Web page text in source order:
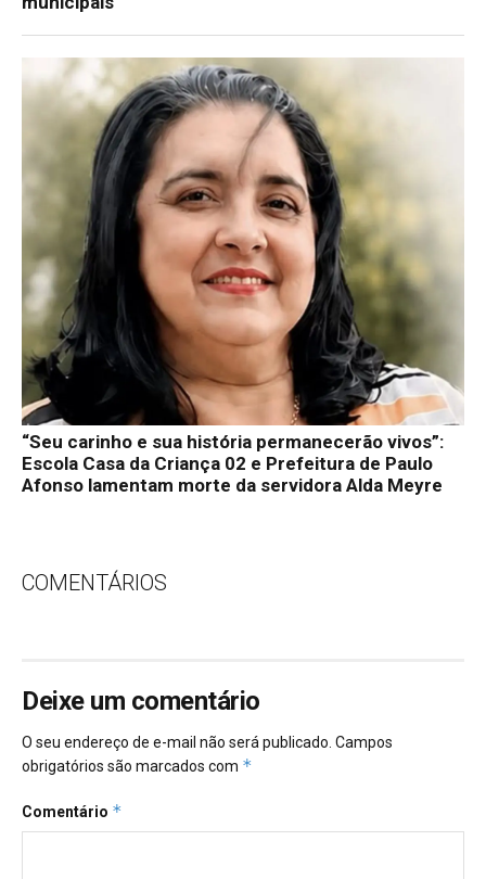
“Seu carinho e sua história permanecerão vivos”:
Escola Casa da Criança 02 e Prefeitura de Paulo
Afonso lamentam morte da servidora Alda Meyre
COMENTÁRIOS
Deixe um comentário
O seu endereço de e-mail não será publicado. Campos
obrigatórios são marcados com *
Comentário *